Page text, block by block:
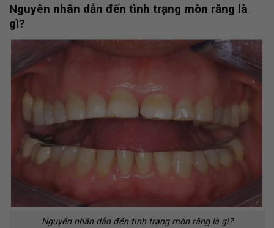
Nguyên nhân dẫn đến tình trạng mòn răng là
gì?
Nguyên nhân dẫn đến tình trạng mòn răng là gì?